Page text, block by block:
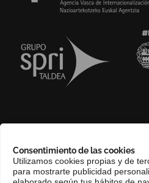
Consentimiento de las cookies
Utilizamos cookies propias y de
para mostrarte publicidad
COMPLIANCE